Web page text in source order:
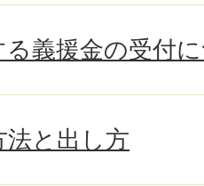
る義援金の受付
法と出し方